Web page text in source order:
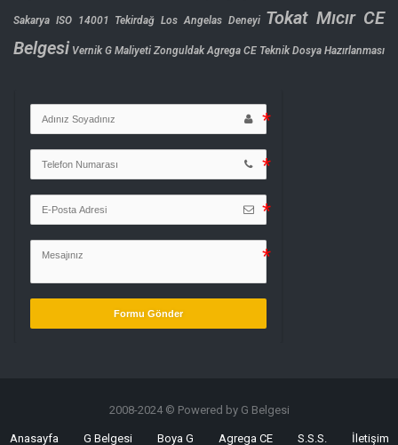
Sakarya ISO 14001 Tekirdağ Los Angelas Deneyi Tokat Mıcır CE
Belgesi Vernik G Maliyeti Zonguldak Agrega CE Teknik Dosya Hazırlanması
Formu Gönder
2008-2024 © Powered by G Belgesi
Anasayfa G Belgesi Boya G Agrega CE S.S.S. İletişim